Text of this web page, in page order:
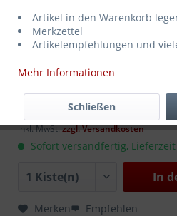
11,99 € *
10 Liter (1,20 € * / 1 Liter)
inkl. MwSt.zzgl. Versandkosten
Sofort versandfertig,
In
Merken Empfehlen
Artikel in den Warenkorb
Merkzettel
Artikelempfehlungen und
Mehr Informationen
Schließen